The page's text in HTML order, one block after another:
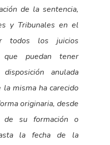
de la sentencia,
y Tribunales en el
todos los juicios
puedan tener
anulada
la misma ha carecido
originaria, desde
de su formación o
la fecha de la